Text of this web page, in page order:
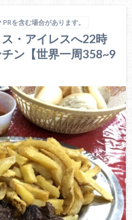
PRを含む場合があります。
・アイレスへ22時
ン【世界一周358~9